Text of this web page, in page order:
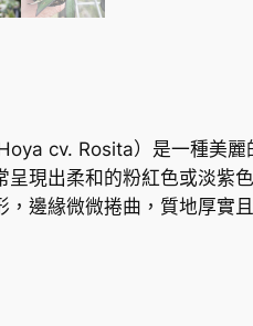
cv. Rosita）是一種美
呈現出柔和的粉紅色或淡紫
，邊緣微微捲曲，質地厚實